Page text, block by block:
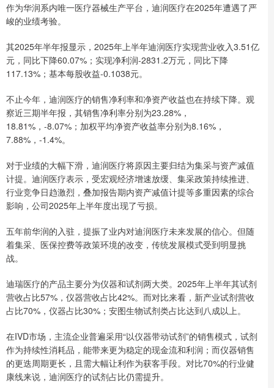
作为华润系内唯一医疗器械生产平台，迪润医疗在2025年遭遇了严
峻的业绩考验。
其2025年半年报显示，2025年上半年迪润医疗实现营业收入3.51亿
元，同比下降60.07%；实现净利润-2831.2万元，同比下降
117.13%；基本每股收益-0.1038元。
不止今年，迪润医疗的销售净利率和净资产收益也在持续下降。观
察近三期半年报，其销售净利率分别为23.28%，
18.81%，-8.07%；加权平均净资产收益率分别为8.16%，
7.88%，-1.4%。
对于业绩的大幅下滑，迪润医疗将原因主要归结为集采与资产减值
计提。迪润医疗表示，受宏观经济增速放缓、集采政策持续推进、
行业竞争日趋激烈，叠加报告期内资产减值计提等多重因素的综合
影响，公司2025年上半年度出现了亏损。
五年前华润的入驻，提振了业内对迪润医疗未来发展的信心。但随
着集采、医保控费等政策环境的改变，传统发展模式受到明显挑
战。
迪瑞医疗的产品主要分为仪器和试剂两大类。2025年上半年其试剂
营收占比57%，仪器营收占比42%。而对比来看，新产业试剂营收
占比70%，仪器占比30%；安图生物试剂类占比达到八成以上。
在IVD市场，主流企业普遍采用“以仪器带动试剂”的销售模式，试剂
作为持续性消耗品，能带来更为稳定的现金流和利润；而仪器销售
的更迭周期更长，且需大幅让利作为获客手段。对比70%的行业健
康线来说，迪润医疗的试剂占比仍需提升。